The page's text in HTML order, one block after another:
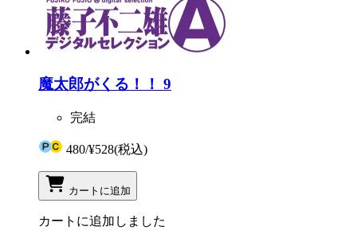
魔太郎がくる！！ 9
完結
480/¥528(税込)
カートに追加
カートに追加しました